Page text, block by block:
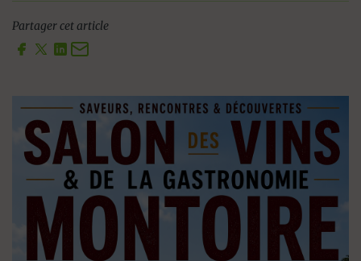
Partager cet article